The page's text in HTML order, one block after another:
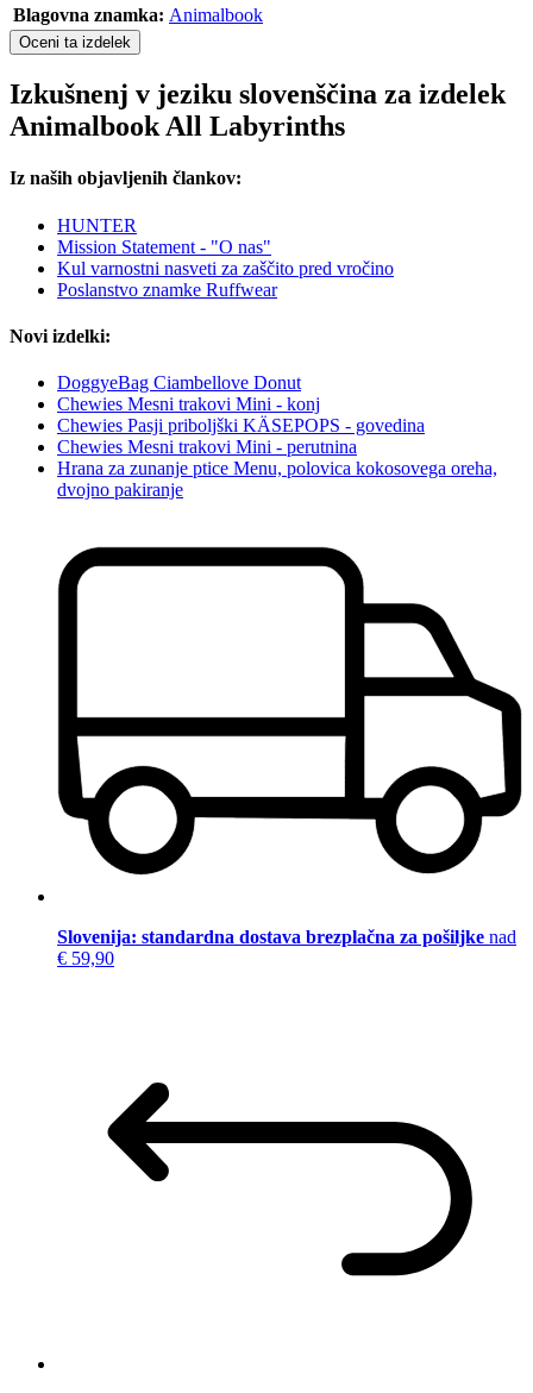
Blagovna znamka: Animalbook
Oceni ta izdelek
Izkušnenj v jeziku slovenščina za izdelek
Animalbook All Labyrinths
Iz naših objavljenih člankov:
HUNTER
Mission Statement - "O nas"
Kul varnostni nasveti za zaščito pred vročino
Poslanstvo znamke Ruffwear
Novi izdelki:
DoggyeBag Ciambellove Donut
Chewies Mesni trakovi Mini - konj
Chewies Pasji priboljški KÄSEPOPS - govedina
Chewies Mesni trakovi Mini - perutnina
Hrana za zunanje ptice Menu, polovica kokosovega oreha,
dvojno pakiranje
Slovenija: standardna dostava brezplačna za pošiljke nad
€ 59,90